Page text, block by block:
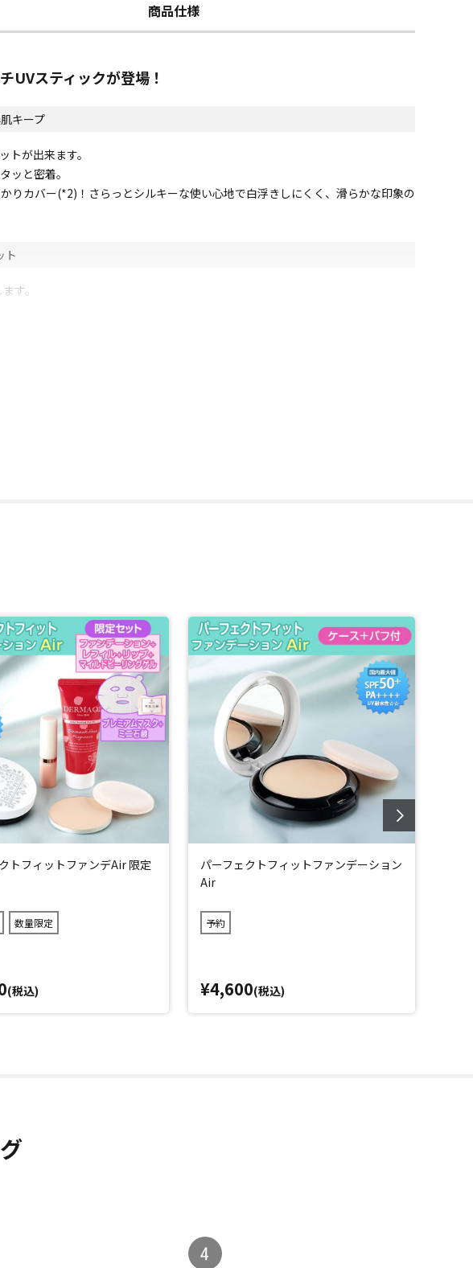
商品仕様
UVスティックが登場！
キープ
が出来ます。
ッと密着。
りカバー(*2)！さらっとシルキーな使い心地で白浮きしにくく、滑らかな印象の
ト
す。
水分解ヒアルロン酸Na、加水分解ヒアルロン酸、ヒアルロン酸ヒドロキシプ
トフィットファンデAir 限定
数量限定
(税込)
パーフェクトフィットファンデーション
Air
予約
¥4,600(税込)